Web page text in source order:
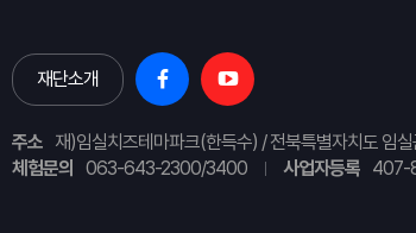
재단소개
주소 재)임실치즈테마파크(한득수) / 전북특별자치도 임
체험문의
063-643-2300/3400 사업자등록 407-